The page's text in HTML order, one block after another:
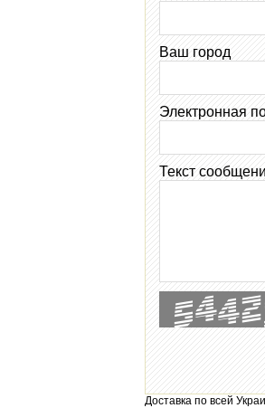
Ваш город
Электронная
Текст
Доставка по всей